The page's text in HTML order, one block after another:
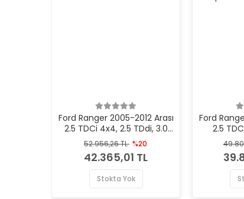
Ford Ranger 2005-2012 Arası
2.5 TDCi 4x4, 2.5 TDdi, 3.0
TDCi 4x4 Aisin Marka Volan
52.956,26 TL %20
42.365,01 TL
Stokta Yok
Ford
2.5